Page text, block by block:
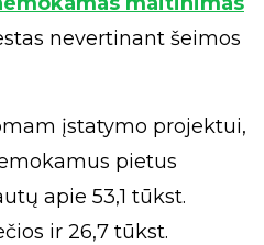
nevertinant šeimos
įstatymo projektui,
pietus
apie 53,1 tūkst.
ir 26,7 tūkst.